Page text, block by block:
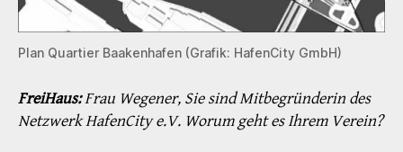
Plan Quartier Baakenhafen (Grafik: HafenCity GmbH)
FreiHaus:Frau Wegener, Sie sind Mitbegründerin des
Netzwerk HafenCity e.V. Worum geht es Ihrem Verein?